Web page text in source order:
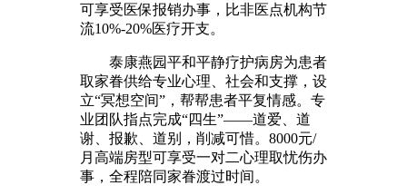
可享受医保报销办事，比非医点机构节
流10%-20%医疗开支。
泰康燕园平和平静疗护病房为患者
取家眷供给专业心理、社会和支撑，设
立“冥想空间”，帮帮患者平复情感。专
业团队指点完成“四生”——道爱、道
谢、报歉、道别，削减可惜。8000元/
月高端房型可享受一对二心理取忧伤办
事，全程陪同家眷渡过时间。